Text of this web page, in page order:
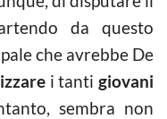
da questo
che avrebbe De
i tantigiovani
sembra non